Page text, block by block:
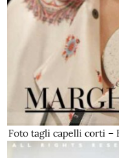
Foto tagli capelli corti –